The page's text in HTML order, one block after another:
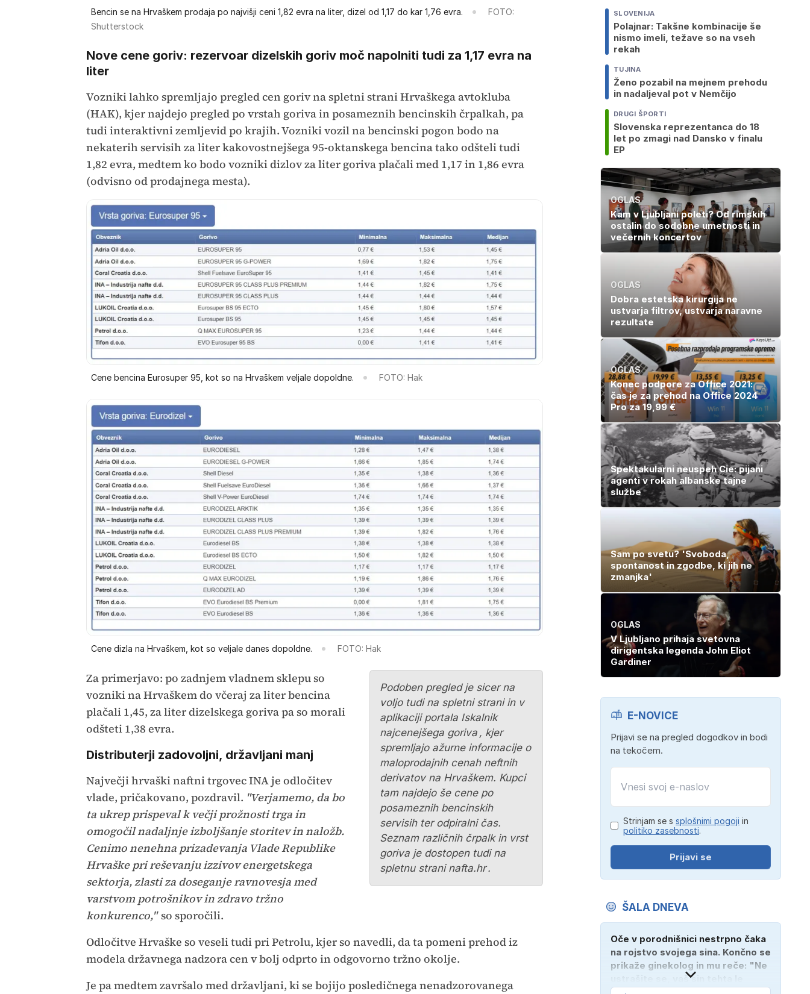
Bencin se na Hrvaškem prodaja po najvišji ceni 1,82 evra na liter, dizel od 1,17 do kar 1,76 evra.
FOTO:
Shutterstock
Nove cene goriv: rezervoar dizelskih goriv moč napolniti tudi za 1,17 evra na
liter
Vozniki lahko spremljajo pregled cen goriv na spletni strani Hrvaškega avtokluba
(HAK), kjer najdejo pregled po vrstah goriva in posameznih bencinskih črpalkah, pa
tudi interaktivni zemljevid po krajih. Vozniki vozil na bencinski pogon bodo na
nekaterih servisih za liter kakovostnejšega 95-oktanskega bencina tako odšteli tudi
1,82 evra, medtem ko bodo vozniki dizlov za liter goriva plačali med 1,17 in 1,86 evra
(odvisno od prodajnega mesta).
Cene bencina Eurosuper 95, kot so na Hrvaškem veljale dopoldne. FOTO: Hak
Cene dizla na Hrvaškem, kot so veljale danes dopoldne. FOTO: Hak
Podoben pregled je sicer na
voljo tudi na spletni strani in v
aplikaciji portala Iskalnik
najcenejšega goriva , kjer
spremljajo ažurne informacije o
maloprodajnih cenah neftnih
derivatov na Hrvaškem. Kupci
tam najdejo še cene po
posameznih bencinskih
servisih ter odpiralni čas.
Seznam različnih črpalk in vrst
goriva je dostopen tudi na
spletnu strani nafta.hr.
Za primerjavo: po zadnjem vladnem sklepu so
vozniki na Hrvaškem do včeraj za liter bencina
plačali 1,45, za liter dizelskega goriva pa so morali
odšteti 1,38 evra.
Distributerji zadovoljni, državljani manj
Največji hrvaški naftni trgovec INA je odločitev
vlade, pričakovano, pozdravil. "Verjamemo, da bo
ta ukrep prispeval k večji prožnosti trga in
omogočil nadaljnje izboljšanje storitev in naložb.
Cenimo nenehna prizadevanja Vlade Republike
Hrvaške pri reševanju izzivov energetskega
sektorja, zlasti za doseganje ravnovesja med
varstvom potrošnikov in zdravo tržno
konkurenco,"so sporočili.
Odločitve Hrvaške so veseli tudi pri Petrolu, kjer so navedli, da ta pomeni prehod iz
modela državnega nadzora cen v bolj odprto in odgovorno tržno okolje.
Je pa medtem završalo med državljani, ki se bojijo posledičnega nenadzorovanega
SLOVENIJA
Polajnar: Takšne kombinacije še
nismo imeli, težave so na vseh
rekah
TUJINA
Ženo pozabil na mejnem prehodu
in nadaljeval pot v Nemčijo
DRUGI ŠPORTI
Slovenska reprezentanca do 18
let po zmagi nad Dansko v finalu
EP
OGLAS
Kam v Ljubljani poleti? Od rimskih
ostalin do sodobne umetnosti in
večernih koncertov
OGLAS
Dobra estetska kirurgija ne
ustvarja filtrov, ustvarja naravne
rezultate
OGLAS
Konec podpore za Office 2021:
čas je za prehod na Office 2024
Pro za 19,99 €
Spektakularni neuspeh Cie: pijani
agenti v rokah albanske tajne
službe
Sam po svetu? 'Svoboda,
spontanost in zgodbe, ki jih ne
zmanjka'
OGLAS
V Ljubljano prihaja svetovna
dirigentska legenda John Eliot
Gardiner
E-NOVICE
Prijavi se na pregled dogodkov in bodi
na tekočem.
Strinjam se s splošnimi pogoji in
politiko zasebnosti.
Prijavi se
ŠALA DNEVA
Oče v porodnišnici nestrpno čaka
na rojstvo svojega sina. Končno se
prikaže ginekolog in mu reče: "Ne
ustrašite se, vaš sin tehta le